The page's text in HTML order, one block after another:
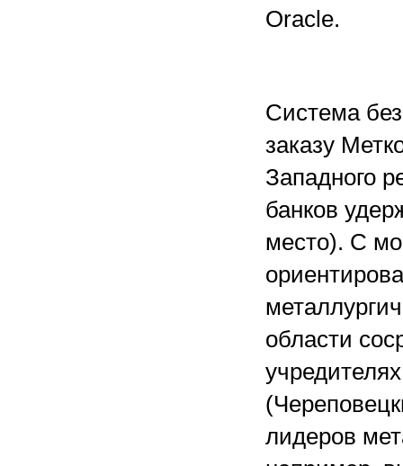
Oracle.
Система
заказу
Западного
банков
место). С
области
лидеров